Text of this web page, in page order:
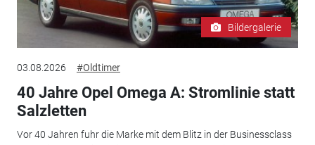
Bildergalerie
03.08.2026 #Oldtimer
40 Jahre Opel Omega A: Stromlinie statt
Salzletten
Vor 40 Jahren fuhr die Marke mit dem Blitz in der Businessclass